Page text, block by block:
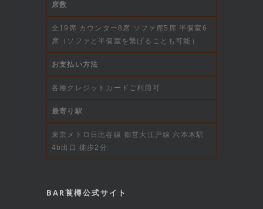
席数
全19席 カウンター8席 ソファ席5席 半個室6
席（ソファと半個室を繋げることも可能）
お支払い方法
各種クレジットカードご利用可
最寄り駅
東京メトロ日比谷線 都営大江戸線 六本木駅
4b出口 徒歩2分
BAR莨樽公式サイト